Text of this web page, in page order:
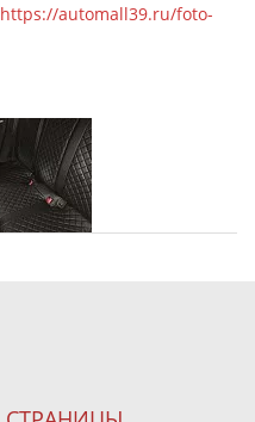
https://automall39.ru/foto-